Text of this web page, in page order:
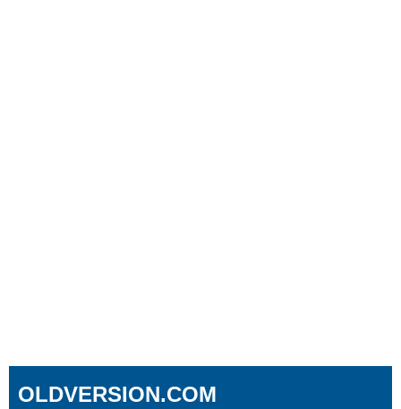
OLDVERSION.COM